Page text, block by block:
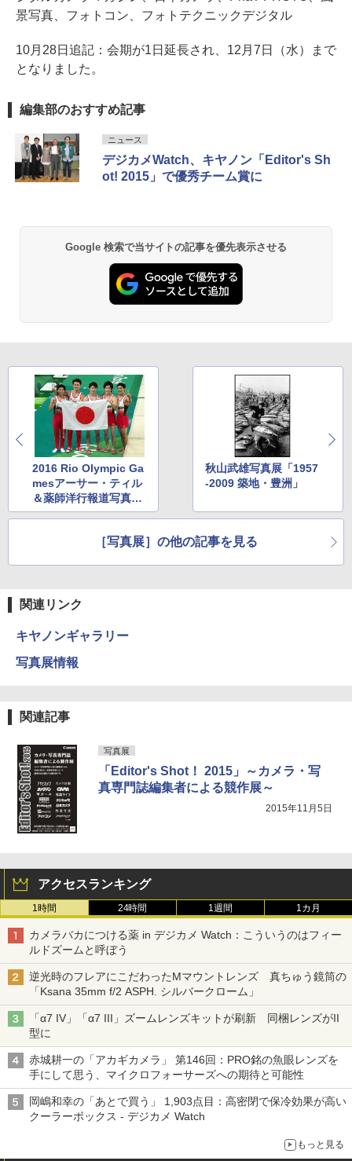
景写真、フォトコン、フォトテクニックデジタル
10月28日追記：会期が1日延長され、12月7日（水）まで
となりました。
編集部のおすすめ記事
ニュース
デジカメWatch、キヤノン「Editor's Sh
ot! 2015」で優秀チーム賞に
Google 検索で当サイトの記事を優先表示させる
2016 Rio Olympic Ga
mesアーサー・ティル
＆薬師洋行報道写真展
「for the Gold」
秋山武雄写真展「1957
-2009 築地・豊洲」
［写真展］の他の記事を見る
関連リンク
キヤノンギャラリー
写真展情報
関連記事
写真展
「Editor's Shot！ 2015」～カメラ・写
真専門誌編集者による競作展～
2015年11月5日
アクセスランキング
1時間 24時間 1週間 1カ月
カメラバカにつける薬 in デジカメ Watch：こういうのはフィー
ルドズームと呼ぼう
逆光時のフレアにこだわったMマウントレンズ 真ちゅう鏡筒の
「Ksana 35mm f/2 ASPH. シルバークローム」
「α7 IV」「α7 III」ズームレンズキットが刷新 同梱レンズがII
型に
赤城耕一の「アカギカメラ」 第146回：PRO銘の魚眼レンズを
手にして思う、マイクロフォーサーズへの期待と可能性
岡嶋和幸の「あとで買う」 1,903点目：高密閉で保冷効果が高い
クーラーボックス - デジカメ Watch
もっと見る